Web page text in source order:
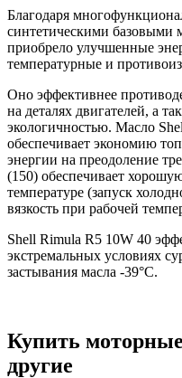
Благодаря
синтетическими базовыми
приобрело улучшенные
температурные и
Оно эффективнее
на деталях двигателей, а
экологичностью. Масло
обеспечивает экономию
энергии на преодоление
(150) обеспечивает
температуре (запуск
вязкость при рабочей
Shell Rimula R5 10W 40
экстремальных условиях
застывания масла -39°C.
Купить
другие